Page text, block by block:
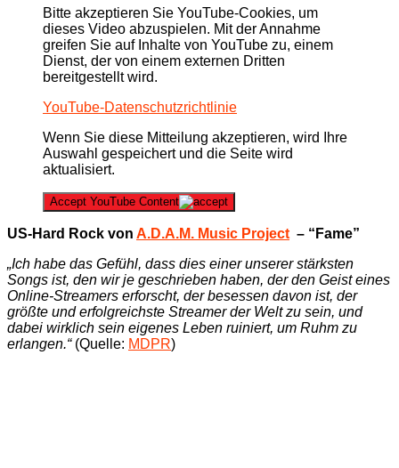
Bitte akzeptieren Sie YouTube-Cookies, um
dieses Video abzuspielen. Mit der Annahme
greifen Sie auf Inhalte von YouTube zu, einem
Dienst, der von einem externen Dritten
bereitgestellt wird.
YouTube-Datenschutzrichtlinie
Wenn Sie diese Mitteilung akzeptieren, wird Ihre
Auswahl gespeichert und die Seite wird
aktualisiert.
Accept YouTube Content
US-Hard Rock von A.D.A.M. Music Project – “Fame”
„Ich habe das Gefühl, dass dies einer unserer stärksten
Songs ist, den wir je geschrieben haben, der den Geist eines
Online-Streamers erforscht, der besessen davon ist, der
größte und erfolgreichste Streamer der Welt zu sein, und
dabei wirklich sein eigenes Leben ruiniert, um Ruhm zu
erlangen.“(Quelle: MDPR)